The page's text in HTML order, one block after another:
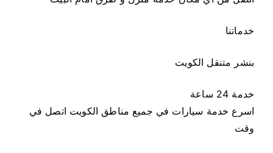
خدماتنا
بنشر متنقل الكويت
خدمة 24 ساعة
اسرع خدمة سيارات في جميع مناطق الكويت اتصل في
وقت